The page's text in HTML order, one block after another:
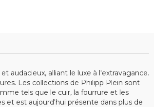
audacieux, alliant le luxe à l'extravagance.
Les collections de Philipp Plein sont
tels que le cuir, la fourrure et les
et est aujourd'hui présente dans plus de